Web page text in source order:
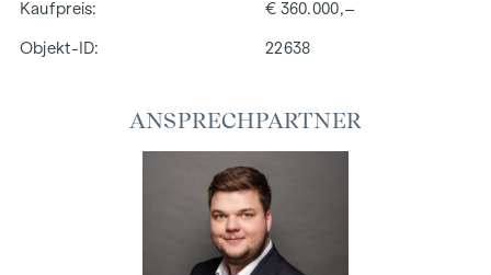
Kaufpreis
€ 360.000,–
Objekt-ID: 22638
ANSPRECHPARTNER